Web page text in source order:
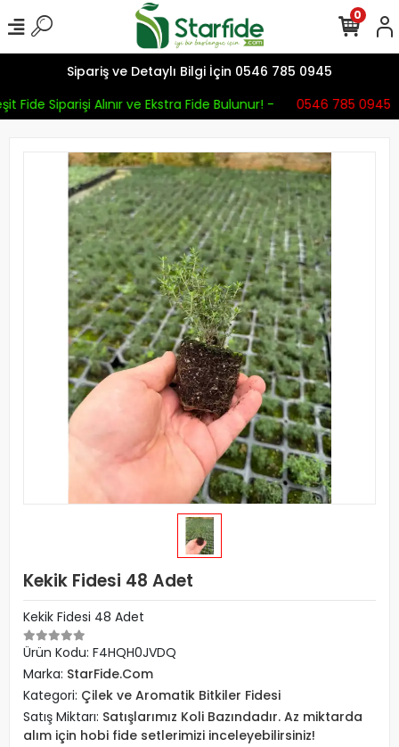
Sipariş ve Detaylı Bilgi İçin 0546 785 0945
Fide Siparişi Alınır ve Ekstra Fide Bulunur! -
0546 785 0945
0
Kekik Fidesi 48 Adet
Kekik Fidesi 48 Adet
Ürün Kodu: F4HQH0JVDQ
Marka: StarFide.Com
Kategori: Çilek ve Aromatik Bitkiler Fidesi
Satış Miktarı: Satışlarımız Koli Bazındadır. Az miktarda
alım için hobi fide setlerimizi inceleyebilirsiniz!